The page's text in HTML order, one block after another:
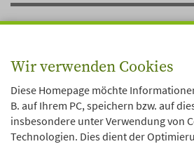
Wir verwenden Cookies
Diese Homepage möchte
B. auf Ihrem PC, speichern bzw. auf
insbesondere unter Verwendung von
Technologien. Dies dient der